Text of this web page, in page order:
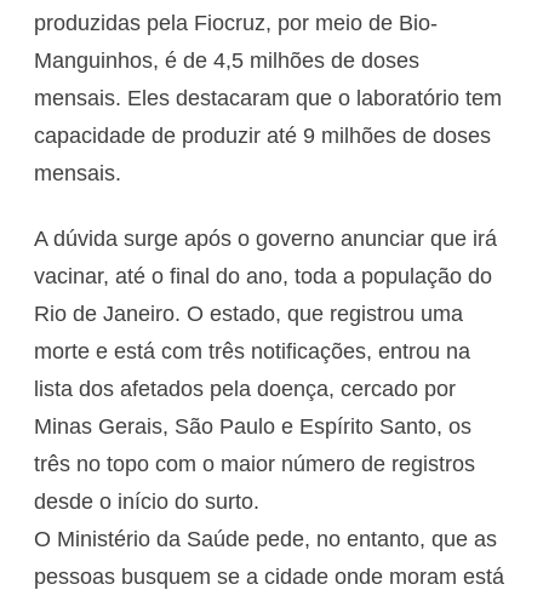
produzidas pela Fiocruz, por meio de Bio-
Manguinhos, é de 4,5 milhões de doses
mensais. Eles destacaram que o laboratório tem
capacidade de produzir até 9 milhões de doses
mensais.
A dúvida surge após o governo anunciar que irá
vacinar, até o final do ano, toda a população do
Rio de Janeiro. O estado, que registrou uma
morte e está com três notificações, entrou na
lista dos afetados pela doença, cercado por
Minas Gerais, São Paulo e Espírito Santo, os
três no topo com o maior número de registros
desde o início do surto.
O Ministério da Saúde pede, no entanto, que as
pessoas busquem se a cidade onde moram está